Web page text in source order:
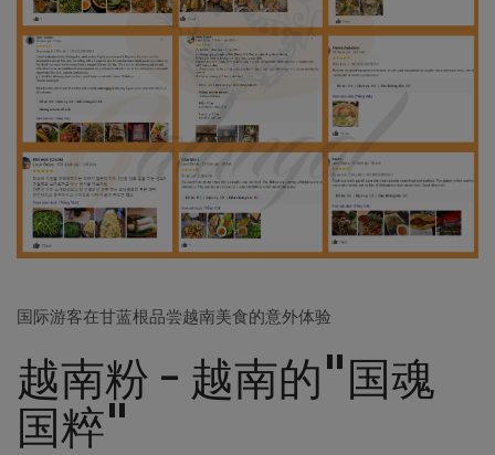
国际游客在甘蓝根品尝越南美食的意外体验
越南粉 - 越南的"国魂
国粹"